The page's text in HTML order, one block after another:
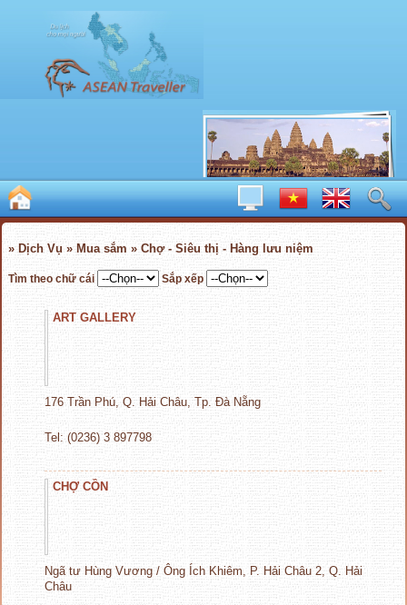
» Dịch Vụ » Mua sắm » Chợ - Siêu thị - Hàng lưu niệm
Tìm theo chữ cái Sắp xếp
ART GALLERY
176 Trần Phú, Q. Hải Châu, Tp. Đà Nẵng
Tel: (0236) 3 897798
CHỢ CỒN
Ngã tư Hùng Vương / Ông Ích Khiêm, P. Hải Châu 2, Q. Hải
Châu